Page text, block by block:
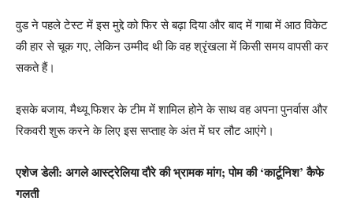
वुड ने पहले टेस्ट में इस मुद्दे को फिर से बढ़ा दिया और बाद में गाबा में आठ विकेट
की हार से चूक गए, लेकिन उम्मीद थी कि वह श्रृंखला में किसी समय वापसी कर
सकते हैं।
इसके बजाय, मैथ्यू फिशर के टीम में शामिल होने के साथ वह अपना पुनर्वास और
रिकवरी शुरू करने के लिए इस सप्ताह के अंत में घर लौट आएंगे।
एशेज डेली: अगले आस्ट्रेलिया दौरे की भ्रामक मांग; पोम की ‘कार्टूनिश’ कैफे
गलती